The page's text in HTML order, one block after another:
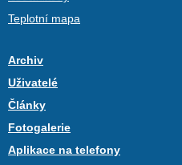
Teplotní mapa
Archiv
Uživatelé
Články
Fotogalerie
Aplikace na telefony